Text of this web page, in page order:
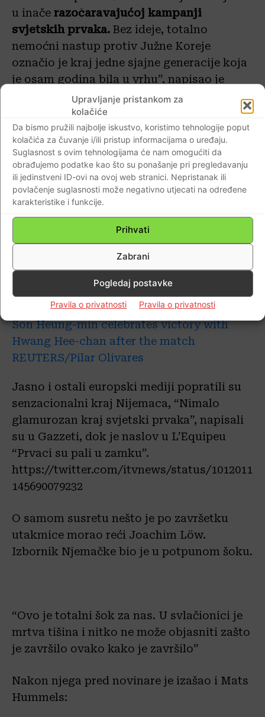
Upravljanje pristankom za
kolačiće
Da bismo pružili najbolje iskustvo, koristimo tehnologije poput
kolačića za čuvanje i/ili pristup informacijama o uređaju.
Suglasnost s ovim tehnologijama će nam omogućiti da
obrađujemo podatke kao što su ponašanje pri pregledavanju
ili jedinstveni ID-ovi na ovoj web stranici. Nepristanak ili
povlačenje suglasnosti može negativno utjecati na određene
karakteristike i funkcije.
Prihvati
Zabrani
Pogledaj postavke
Pravila o privatnosti Pravila o privatnosti
u inače razočaravajućoj kampanji
svjetskih prvaka. Bez ideje, totalno
nemoćni nastup protiv Južne Koreje
označio je kraj jedne sjajne generacije koja
je osam godina bila u vrhu”, napisao je
urednik najpoznatijeg njemačkog
sportskog magazina.
“Ispali smo, drugo nismo ni zaslužili”,
smatraju u Bildu, dok su u SportBildu
stavili “SP iz noćne more, bolan kraj”.
Kritike će svakim danom biti sve jače,
status Joschima Löwa više nije neupitan, a
i on sam je ostavio prostora nagađanju.
Jasno i ostali europski mediji popratili su
senzacionalni kraj Nijemaca, “Nimalo
glamurozan kraj svjetski prvaka”, napisali
su u Gazzeti, dok je naslov u L’Equipeu
“Prvaci su pali u zamku”.
https://twitter.com/itvnews/status/1012011
145690079232
O samom susretu nešto je po završetku
utakmice morao reći Joachim Löw.
Izbornik Njemačke bio je u potpunom šoku.
“Ovo je totalni šok za nas. U svlačionici je
mrtva tišina i nitko ne može objasniti zašto
je završilo ovako kako je završilo”
Nakon njega pred novinare je izašao i Mats
Hummels: